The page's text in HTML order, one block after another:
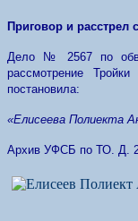
Приговор и расстрел
Дело № 2567 по
рассмотрение
постановила:
«Елисеева Полиекта
Архив УФСБ по ТО. Д.